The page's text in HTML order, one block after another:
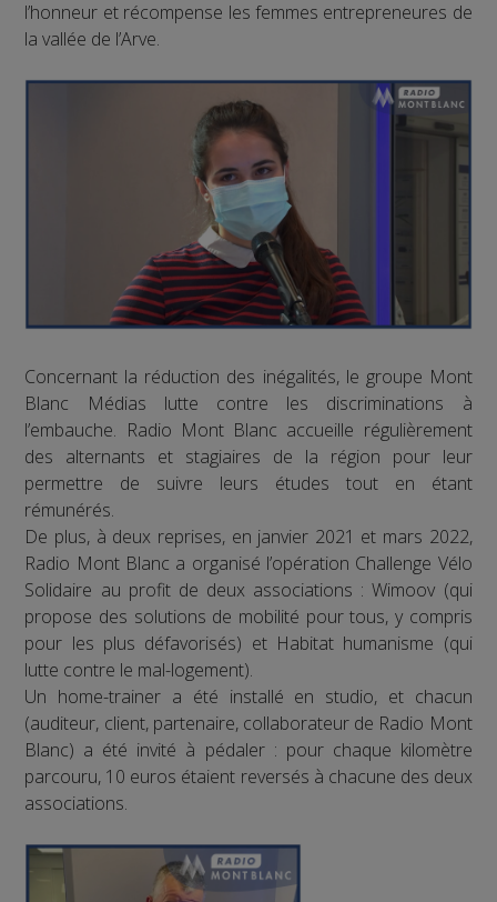
l’honneur et récompense les femmes entrepreneures de
la vallée de l’Arve.
Concernant la réduction des inégalités, le groupe Mont
Blanc Médias lutte contre les discriminations à
l’embauche. Radio Mont Blanc accueille régulièrement
des alternants et stagiaires de la région pour leur
permettre de suivre leurs études tout en étant
rémunérés.
De plus, à deux reprises, en janvier 2021 et mars 2022,
Radio Mont Blanc a organisé l’opération Challenge Vélo
Solidaire au profit de deux associations : Wimoov (qui
propose des solutions de mobilité pour tous, y compris
pour les plus défavorisés) et Habitat humanisme (qui
lutte contre le mal-logement).
Un home-trainer a été installé en studio, et chacun
(auditeur, client, partenaire, collaborateur de Radio Mont
Blanc) a été invité à pédaler : pour chaque kilomètre
parcouru, 10 euros étaient reversés à chacune des deux
associations.